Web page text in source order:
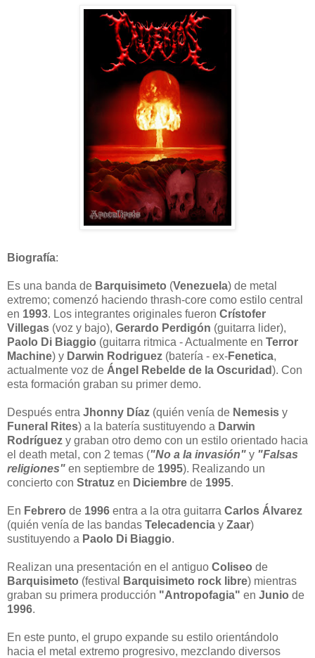
Biografía:
Es una banda de Barquisimeto (Venezuela) de metal
extremo; comenzó haciendo thrash-core como estilo central
en 1993. Los integrantes originales fueron Crístofer
Villegas (voz y bajo), Gerardo Perdigón (guitarra lider),
Paolo Di Biaggio (guitarra ritmica - Actualmente en Terror
Machine) y Darwin Rodriguez (batería - ex-Fenetica,
actualmente voz de Ángel Rebelde de la Oscuridad). Con
esta formación graban su primer demo.
Después entra Jhonny Díaz (quién venía de Nemesis y
Funeral Rites) a la batería sustituyendo a Darwin
Rodríguez y graban otro demo con un estilo orientado hacia
el death metal, con 2 temas ("No a la invasión" y "Falsas
religiones" en septiembre de 1995). Realizando un
concierto con Stratuz en Diciembre de 1995.
En Febrero de 1996 entra a la otra guitarra Carlos Álvarez
(quién venía de las bandas Telecadencia y Zaar)
sustituyendo a Paolo Di Biaggio.
Realizan una presentación en el antiguo Coliseo de
Barquisimeto (festival Barquisimeto rock libre) mientras
graban su primera producción "Antropofagia" en Junio de
1996.
En este punto, el grupo expande su estilo orientándolo
hacia el metal extremo progresivo, mezclando diversos